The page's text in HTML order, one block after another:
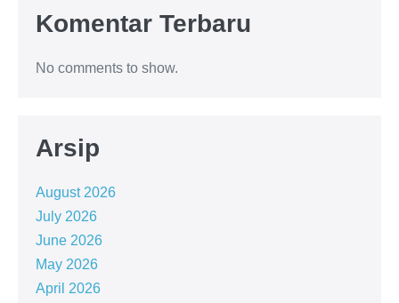
Komentar Terbaru
No comments to show.
Arsip
August 2026
July 2026
June 2026
May 2026
April 2026